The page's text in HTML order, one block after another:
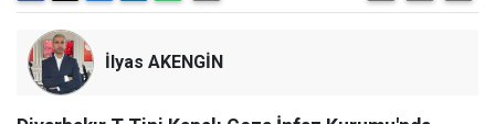
İlyas AKENGİN